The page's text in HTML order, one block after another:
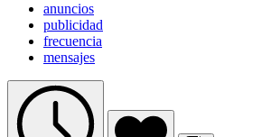
anuncios
publicidad
frecuencia
mensajes